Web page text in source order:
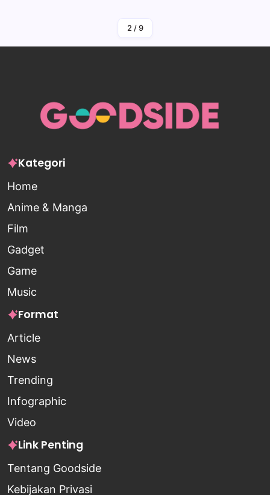
2 / 9
Kategori
Home
Anime & Manga
Film
Gadget
Game
Music
Format
Article
News
Trending
Infographic
Video
Link Penting
Tentang Goodside
Kebijakan Privasi